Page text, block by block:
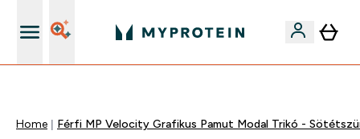
Home Férfi MP Velocity Grafikus Pamut Modal Trikó -